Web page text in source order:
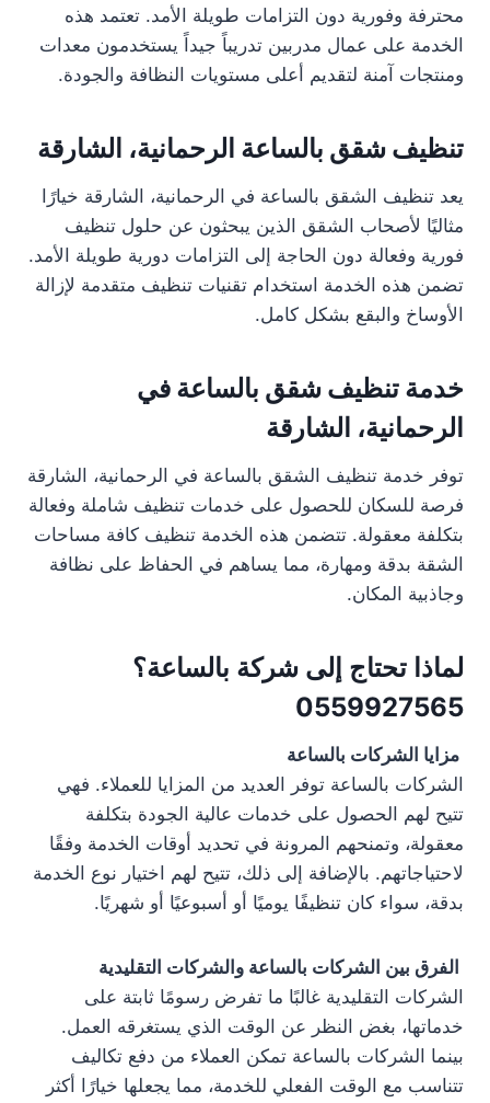
محترفة وفورية دون التزامات طويلة الأمد. تعتمد هذه
الخدمة على عمال مدربين تدريباً جيداً يستخدمون معدات
ومنتجات آمنة لتقديم أعلى مستويات النظافة والجودة.
تنظيف شقق بالساعة الرحمانية، الشارقة
يعد تنظيف الشقق بالساعة في الرحمانية، الشارقة خيارًا
مثاليًا لأصحاب الشقق الذين يبحثون عن حلول تنظيف
فورية وفعالة دون الحاجة إلى التزامات دورية طويلة الأمد.
تضمن هذه الخدمة استخدام تقنيات تنظيف متقدمة لإزالة
الأوساخ والبقع بشكل كامل.
خدمة تنظيف شقق بالساعة في
الرحمانية، الشارقة
توفر خدمة تنظيف الشقق بالساعة في الرحمانية، الشارقة
فرصة للسكان للحصول على خدمات تنظيف شاملة وفعالة
بتكلفة معقولة. تتضمن هذه الخدمة تنظيف كافة مساحات
الشقة بدقة ومهارة، مما يساهم في الحفاظ على نظافة
وجاذبية المكان.
لماذا تحتاج إلى شركة بالساعة؟
0559927565
مزايا الشركات بالساعة
الشركات بالساعة توفر العديد من المزايا للعملاء. فهي
تتيح لهم الحصول على خدمات عالية الجودة بتكلفة
معقولة، وتمنحهم المرونة في تحديد أوقات الخدمة وفقًا
لاحتياجاتهم. بالإضافة إلى ذلك، تتيح لهم اختيار نوع الخدمة
بدقة، سواء كان تنظيفًا يوميًا أو أسبوعيًا أو شهريًا.
الفرق بين الشركات بالساعة والشركات التقليدية
الشركات التقليدية غالبًا ما تفرض رسومًا ثابتة على
خدماتها، بغض النظر عن الوقت الذي يستغرقه العمل.
بينما الشركات بالساعة تمكن العملاء من دفع تكاليف
تتناسب مع الوقت الفعلي للخدمة، مما يجعلها خيارًا أكثر